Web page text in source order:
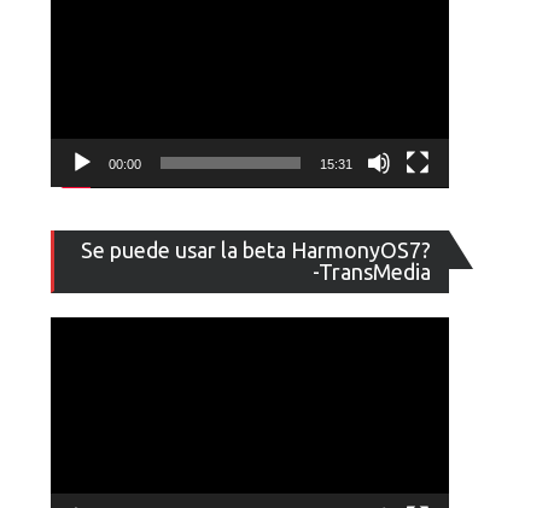
00:00 15:31
Se puede usar la beta HarmonyOS7?
-TransMedia
de
vídeo